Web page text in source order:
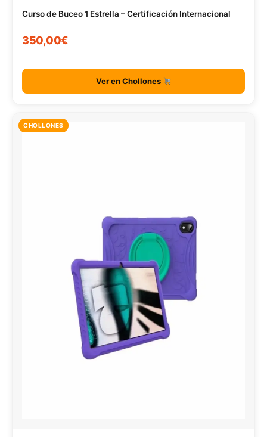
Curso de Buceo 1 Estrella – Certificación Internacional
350,00€
Ver en Chollones
CHOLLONES